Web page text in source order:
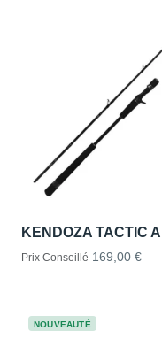
KENDOZA TACTIC
Prix Conseillé 169,00 €
NOUVEAUTÉ